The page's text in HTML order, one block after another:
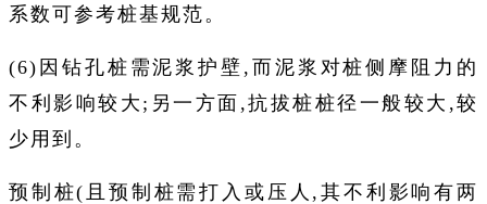
系数可参考桩基规范。
(6)因钻孔桩需泥浆护壁,而泥浆对桩侧摩阻力的
不利影响较大;另一方面,抗拔桩桩径一般较大,较
少用到。
预制桩(且预制桩需打入或压人,其不利影响有两